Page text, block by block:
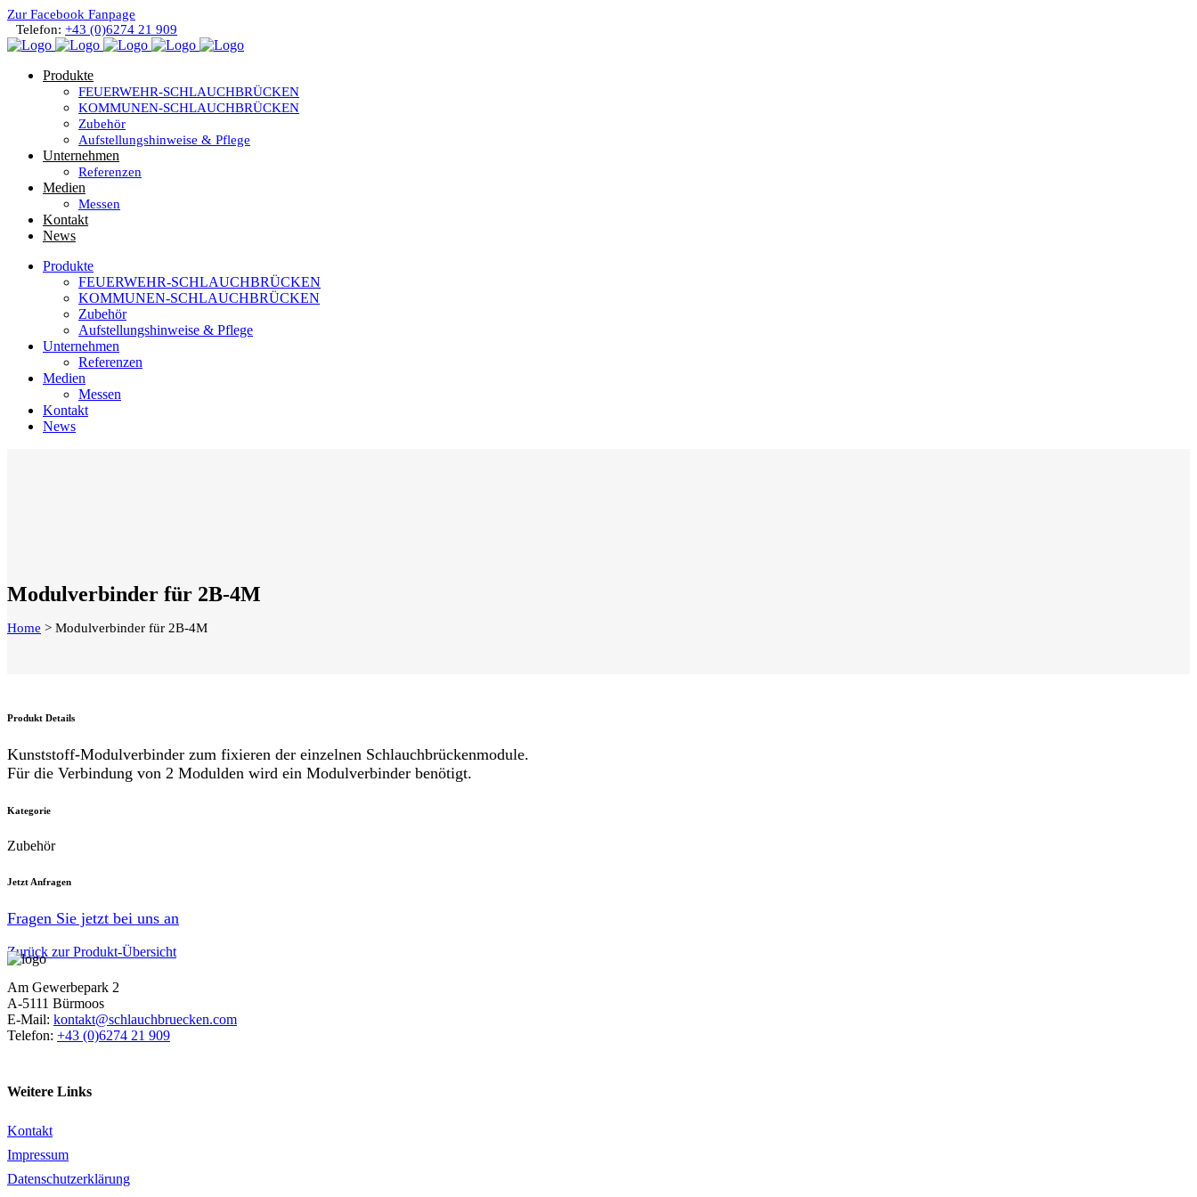
Zur Facebook Fanpage
Telefon: +43 (0)6274 21 909
Produkte
FEUERWEHR-SCHLAUCHBRÜCKEN
KOMMUNEN-SCHLAUCHBRÜCKEN
Zubehör
Aufstellungshinweise & Pflege
Unternehmen
Referenzen
Medien
Messen
Kontakt
News
Produkte
FEUERWEHR-SCHLAUCHBRÜCKEN
KOMMUNEN-SCHLAUCHBRÜCKEN
Zubehör
Aufstellungshinweise & Pflege
Unternehmen
Referenzen
Medien
Messen
Kontakt
News
Modulverbinder für 2B-4M
Home > Modulverbinder für 2B-4M
Produkt Details
Kunststoff-Modulverbinder zum fixieren der einzelnen Schlauchbrückenmodule.
Für die Verbindung von 2 Modulden wird ein Modulverbinder benötigt.
Kategorie
Zubehör
Jetzt Anfragen
Fragen Sie jetzt bei uns an
Zurück zur Produkt-Übersicht
Am Gewerbepark 2
A-5111 Bürmoos
E-Mail: kontakt@schlauchbruecken.com
Telefon: +43 (0)6274 21 909
Weitere Links
Kontakt
Impressum
Datenschutzerklärung